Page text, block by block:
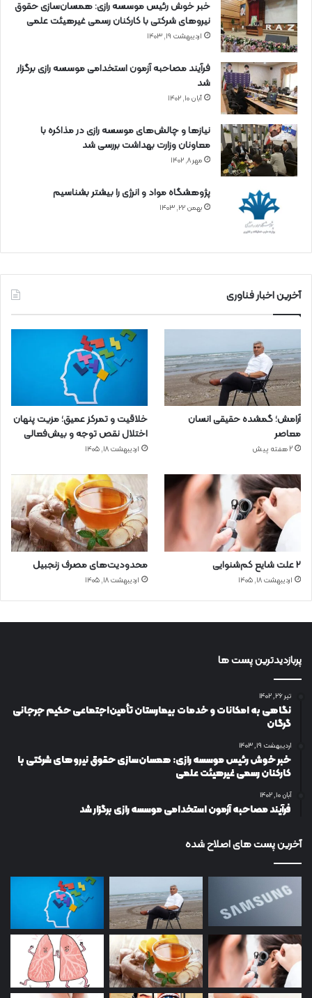
خبر خوش رئیس موسسه رازی: همسان‌سازی حقوق
نیروهای شرکتی با کارکنان رسمی غیرهیئت علمی
اردیبهشت ۱۹, ۱۴۰۳
فرآیند مصاحبه آزمون استخدامی موسسه رازی برگزار
شد
آبان ۱۰, ۱۴۰۲
نیازها و چالش‌های موسسه رازی در مذاکره با
معاونان وزارت بهداشت بررسی شد
مهر ۸, ۱۴۰۲
پژوهشگاه مواد و انرژی را بیشتر بشناسیم
بهمن ۲۲, ۱۴۰۳
آخرین اخبار فناوری
آرامش؛ گمشده حقیقی انسان
معاصر
2 هفته پیش
خلاقیت و تمرکز عمیق؛ مزیت پنهان
اختلال نقص توجه و بیش‌فعالی
اردیبهشت ۱۸, ۱۴۰۵
۲ علت شایع‌ کم‌شنوایی
اردیبهشت ۱۸, ۱۴۰۵
محدودیت‌های مصرف زنجبیل
اردیبهشت ۱۸, ۱۴۰۵
پربازدیدترین پست ها
تیر ۲۶, ۱۴۰۲
نگاهی به امکانات و خدمات بیمارستان تأمین‌اجتماعی حکیم جرجانی
گرگان
اردیبهشت ۱۹, ۱۴۰۳
خبر خوش رئیس موسسه رازی: همسان‌سازی حقوق نیروهای شرکتی با
کارکنان رسمی غیرهیئت علمی
آبان ۱۰, ۱۴۰۲
فرآیند مصاحبه آزمون استخدامی موسسه رازی برگزار شد
آخرین پست های اصلاح شده